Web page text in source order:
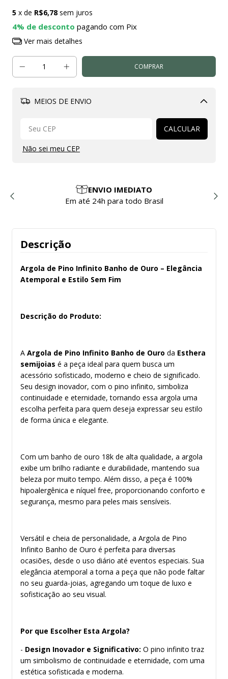
5 x de R$6,78 sem juros
4% de desconto pagando com Pix
Ver mais detalhes
MEIOS DE ENVIO
Alterar CEP
CALCULAR
Não sei meu CEP
ENVIO IMEDIATO
Em até 24h para todo Brasil
Descrição
Argola de Pino Infinito Banho de Ouro – Elegância
Atemporal e Estilo Sem Fim
Descrição do Produto:
A Argola de Pino Infinito Banho de Ouro da Esthera
semijoias é a peça ideal para quem busca um
acessório sofisticado, moderno e cheio de significado.
Seu design inovador, com o pino infinito, simboliza
continuidade e eternidade, tornando essa argola uma
escolha perfeita para quem deseja expressar seu estilo
de forma única e elegante.
Com um banho de ouro 18k de alta qualidade, a argola
exibe um brilho radiante e durabilidade, mantendo sua
beleza por muito tempo. Além disso, a peça é 100%
hipoalergênica e níquel free, proporcionando conforto e
segurança, mesmo para peles mais sensíveis.
Versátil e cheia de personalidade, a Argola de Pino
Infinito Banho de Ouro é perfeita para diversas
ocasiões, desde o uso diário até eventos especiais. Sua
elegância atemporal a torna a peça que não pode faltar
no seu guarda-joias, agregando um toque de luxo e
sofisticação ao seu visual.
Por que Escolher Esta Argola?
- Design Inovador e Significativo: O pino infinito traz
um simbolismo de continuidade e eternidade, com uma
estética sofisticada e moderna.